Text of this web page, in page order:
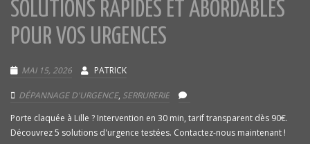
SOLUTIONS RAPIDES ET ABORDABLES
POUR VOS URGENCES
MAI 15, 2026 PATRICK
DÉPANNAGE D'URGENCE, SERRURERIE
Porte claquée à Lille ? Intervention en 30 min, tarif transparent dès 90€.
Découvrez 5 solutions d'urgence testées. Contactez-nous maintenant !